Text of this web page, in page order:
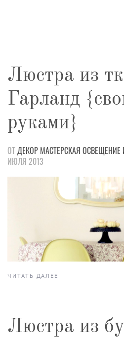
Люстра из
Гарланд
руками}
ОТДЕКОР МАСТЕРСКАЯ ОСВЕЩЕНИЕ
ИЮЛЯ 2013
ЧИТАТЬ ДАЛЕЕ
Люстра из